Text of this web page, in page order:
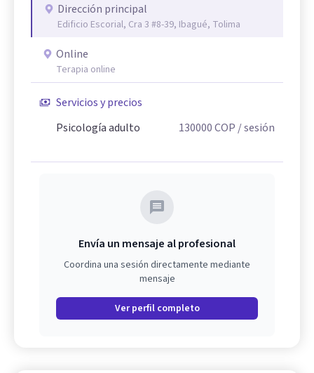
Dirección principal
Edificio Escorial, Cra 3 #8-39, Ibagué, Tolima
Online
Terapia online
Servicios y precios
Psicología adulto
130000COP / sesión
Envía un mensaje al profesional
Coordina una sesión directamente mediante
mensaje
Ver perfil completo